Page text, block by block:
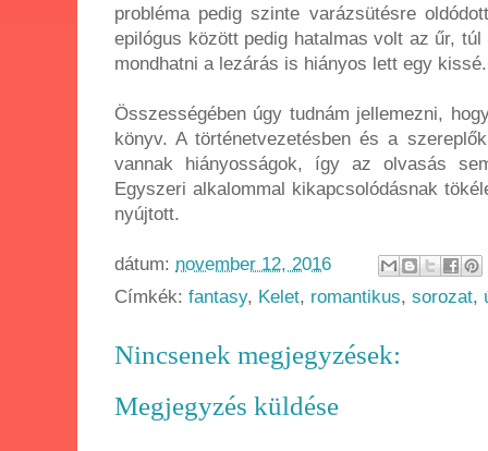
probléma pedig szinte varázsütésre
epilógus között pedig hatalmas volt az űr,
mondhatni a lezárás is hiányos lett egy
Összességében úgy tudnám jellemezni,
könyv. A történetvezetésben és a
vannak hiányosságok, így az olvasás
Egyszeri alkalommal kikapcsolódásnak
nyújtott.
dátum: november 12, 2016
Címkék: fantasy, Kelet, romantikus, sorozat,
Nincsenek megjegyzések:
Megjegyzés küldése